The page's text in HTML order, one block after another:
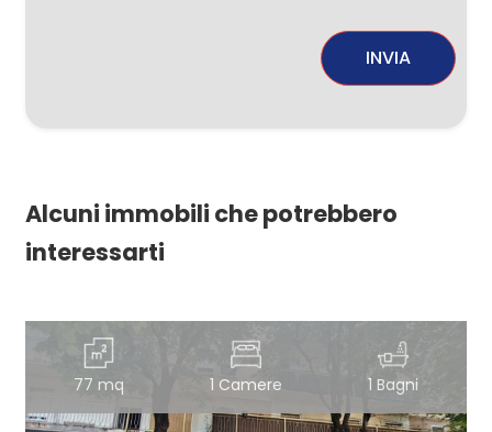
INVIA
Alcuni immobili che potrebbero
interessarti
77 mq 1 Camere 1 Bagni